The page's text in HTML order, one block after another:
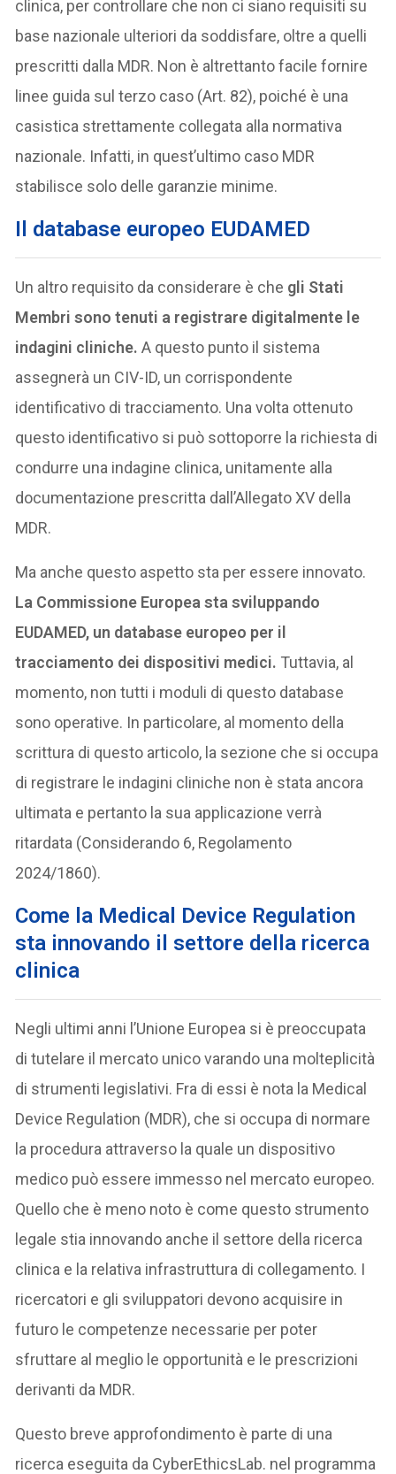
clinica, per controllare che non ci siano requisiti su
base nazionale ulteriori da soddisfare, oltre a quelli
prescritti dalla MDR. Non è altrettanto facile fornire
linee guida sul terzo caso (Art. 82), poiché è una
casistica strettamente collegata alla normativa
nazionale. Infatti, in quest’ultimo caso MDR
stabilisce solo delle garanzie minime.
Il database europeo EUDAMED
Un altro requisito da considerare è che gli Stati
Membri sono tenuti a registrare digitalmente le
indagini cliniche. A questo punto il sistema
assegnerà un CIV-ID, un corrispondente
identificativo di tracciamento. Una volta ottenuto
questo identificativo si può sottoporre la richiesta di
condurre una indagine clinica, unitamente alla
documentazione prescritta dall’Allegato XV della
MDR.
Ma anche questo aspetto sta per essere innovato.
La Commissione Europea sta sviluppando
EUDAMED, un database europeo per il
tracciamento dei dispositivi medici. Tuttavia, al
momento, non tutti i moduli di questo database
sono operative. In particolare, al momento della
scrittura di questo articolo, la sezione che si occupa
di registrare le indagini cliniche non è stata ancora
ultimata e pertanto la sua applicazione verrà
ritardata (Considerando 6, Regolamento
2024/1860).
Come la Medical Device Regulation
sta innovando il settore della ricerca
clinica
Negli ultimi anni l’Unione Europea si è preoccupata
di tutelare il mercato unico varando una molteplicità
di strumenti legislativi. Fra di essi è nota la Medical
Device Regulation (MDR), che si occupa di normare
la procedura attraverso la quale un dispositivo
medico può essere immesso nel mercato europeo.
Quello che è meno noto è come questo strumento
legale stia innovando anche il settore della ricerca
clinica e la relativa infrastruttura di collegamento. I
ricercatori e gli sviluppatori devono acquisire in
futuro le competenze necessarie per poter
sfruttare al meglio le opportunità e le prescrizioni
derivanti da MDR.
Questo breve approfondimento è parte di una
ricerca eseguita da CyberEthicsLab. nel programma